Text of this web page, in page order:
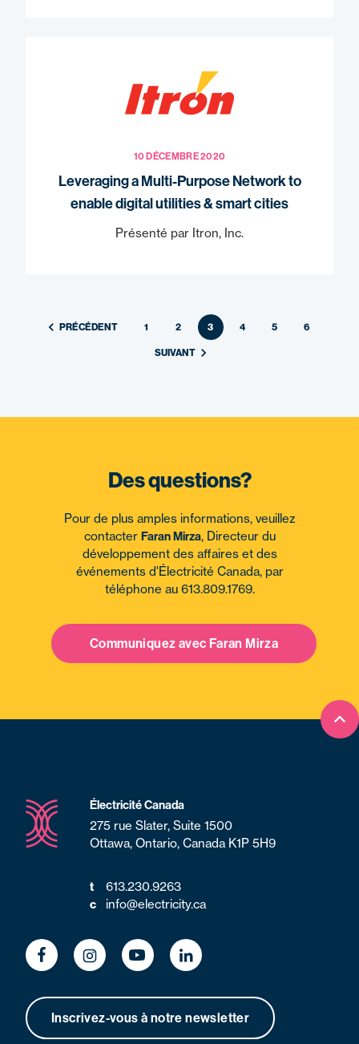
10 DÉCEMBRE 2020
Leveraging a Multi-Purpose Network to
enable digital utilities & smart cities
Présenté par Itron, Inc.
PRÉCÉDENT 1 2 3 4 5 6
SUIVANT
Des questions?
Pour de plus amples informations, veuillez
contacter Faran Mirza, Directeur du
développement des affaires et des
événements d'Électricité Canada, par
téléphone au 613.809.1769.
Communiquez avec Faran Mirza
Électricité Canada
275 rue Slater, Suite 1500
Ottawa, Ontario, Canada K1P 5H9
t 613.230.9263
c info@electricity.ca
Inscrivez-vous à notre newsletter